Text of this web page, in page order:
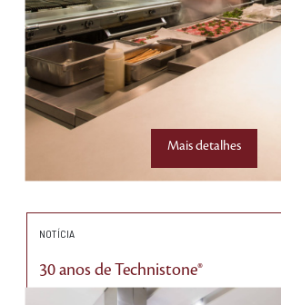
Mais detalhes
NOTÍCIA
30 anos de Technistone®